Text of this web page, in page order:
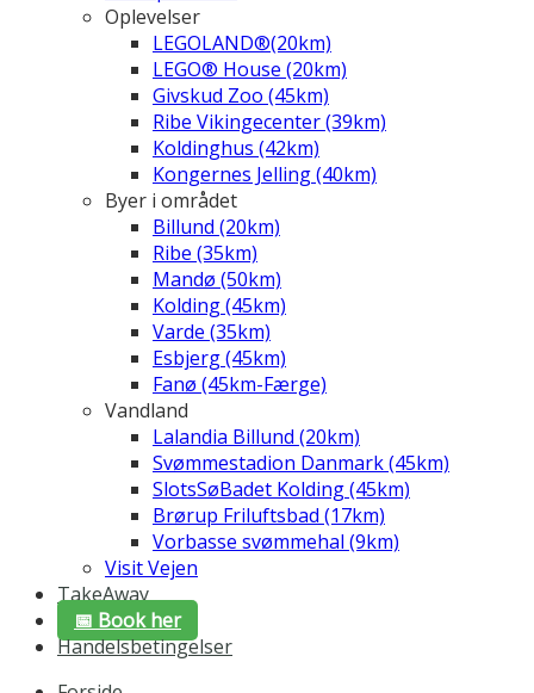
Oplevelser
LEGOLAND®(20km)
LEGO® House (20km)
Givskud Zoo (45km)
Ribe Vikingecenter (39km)
Koldinghus (42km)
Kongernes Jelling (40km)
Byer i området
Billund (20km)
Ribe (35km)
Mandø (50km)
Kolding (45km)
Varde (35km)
Esbjerg (45km)
Fanø (45km-Færge)
Vandland
Lalandia Billund (20km)
Svømmestadion Danmark (45km)
SlotsSøBadet Kolding (45km)
Brørup Friluftsbad (17km)
Vorbasse svømmehal (9km)
Visit Vejen
TakeAway
📅 Book her
Handelsbetingelser